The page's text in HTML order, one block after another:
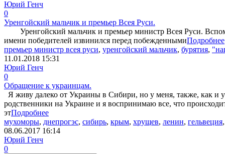
Юрий Генч
0
Уренгойский мальчик и премьер Всея Руси.
Уренгойский мальчик и премьер министр Всея Руси.
имени победителей извинился перед побежденнымиПодробнее
премьер министр всея руси, уренгойский мальчик, бурятия,
11.01.2018 15:31
Юрий Генч
0
Обращение к украинцам.
Я живу далеко от Украины в Сибири, но у меня, также, как и
родственники на Украине и я воспринимаю все, что
этПодробнее
мухоморы, днепрогэс, сибирь, крым, хрущев, ленин, гельвеция
08.06.2017 16:14
Юрий Генч
0